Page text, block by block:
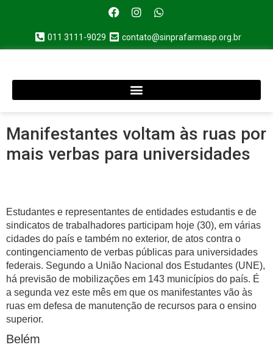
011 3111-9029 contato@sinprafarmasp.org.br
Manifestantes voltam às ruas por
mais verbas para universidades
Estudantes e representantes de entidades estudantis e de
sindicatos de trabalhadores participam hoje (30), em várias
cidades do país e também no exterior, de atos contra o
contingenciamento de verbas públicas para universidades
federais. Segundo a União Nacional dos Estudantes (UNE),
há previsão de mobilizações em 143 municípios do país. É
a segunda vez este mês em que os manifestantes vão às
ruas em defesa de manutenção de recursos para o ensino
superior.
Belém